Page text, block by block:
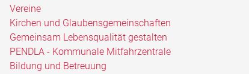
Vereine
Kirchen und Glaubensgemeinschaften
Gemeinsam Lebensqualität gestalten
PENDLA - Kommunale Mitfahrzentrale
Bildung und Betreuung